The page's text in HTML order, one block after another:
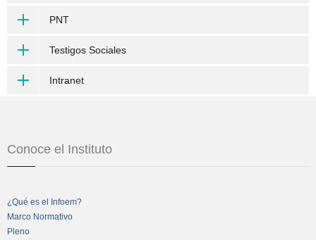
PNT
Testigos Sociales
Intranet
Conoce el Instituto
¿Qué es el Infoem?
Marco Normativo
Pleno